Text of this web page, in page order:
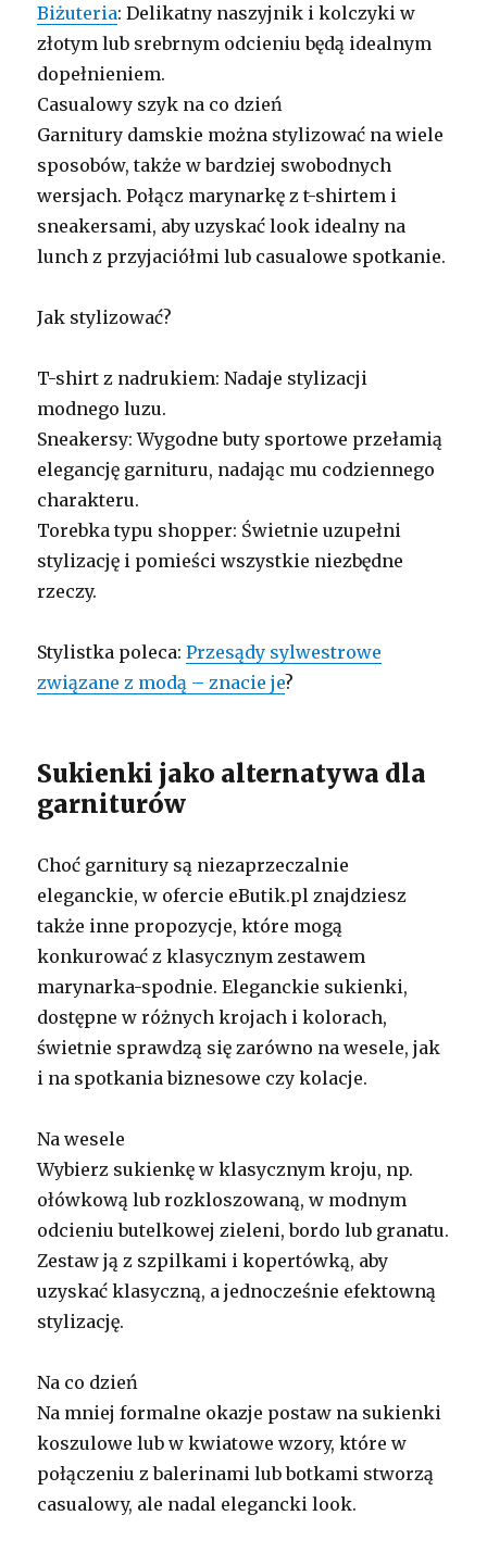
Biżuteria: Delikatny naszyjnik i kolczyki w
złotym lub srebrnym odcieniu będą idealnym
dopełnieniem.
Casualowy szyk na co dzień
Garnitury damskie można stylizować na wiele
sposobów, także w bardziej swobodnych
wersjach. Połącz marynarkę z t-shirtem i
sneakersami, aby uzyskać look idealny na
lunch z przyjaciółmi lub casualowe spotkanie.
Jak stylizować?
T-shirt z nadrukiem: Nadaje stylizacji
modnego luzu.
Sneakersy: Wygodne buty sportowe przełamią
elegancję garnituru, nadając mu codziennego
charakteru.
Torebka typu shopper: Świetnie uzupełni
stylizację i pomieści wszystkie niezbędne
rzeczy.
Stylistka poleca:Przesądy sylwestrowe
związane z modą – znacie je?
Sukienki jako alternatywa dla
garniturów
Choć garnitury są niezaprzeczalnie
eleganckie, w ofercie eButik.pl znajdziesz
także inne propozycje, które mogą
konkurować z klasycznym zestawem
marynarka-spodnie. Eleganckie sukienki,
dostępne w różnych krojach i kolorach,
świetnie sprawdzą się zarówno na wesele, jak
i na spotkania biznesowe czy kolacje.
Na wesele
Wybierz sukienkę w klasycznym kroju, np.
ołówkową lub rozkloszowaną, w modnym
odcieniu butelkowej zieleni, bordo lub granatu.
Zestaw ją z szpilkami i kopertówką, aby
uzyskać klasyczną, a jednocześnie efektowną
stylizację.
Na co dzień
Na mniej formalne okazje postaw na sukienki
koszulowe lub w kwiatowe wzory, które w
połączeniu z balerinami lub botkami stworzą
casualowy, ale nadal elegancki look.